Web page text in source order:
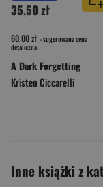
35,50 zł
60,00 zł - sugerowana cena
detaliczna
A Dark Forgetting
Kristen Ciccarelli
Inne książki z